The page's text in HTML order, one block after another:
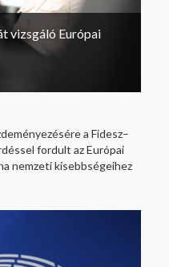
vizsgáló Európai
a Fidesz–
fordult az Európai
nemzeti kisebbségeihez